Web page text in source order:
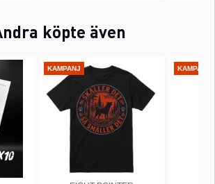
köpte även
KAMPANJ KAMPANJ